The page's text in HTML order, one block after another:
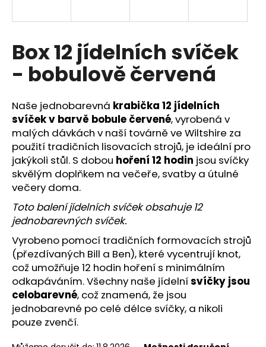
Box 12 jídelních svíček
- bobulově červená
Naše jednobarevná krabička 12 jídelních
svíčekv barvě bobule červené, vyrobená v
malých dávkách v naší továrně ve Wiltshire za
použití tradičních lisovacích strojů, je ideální pro
jakýkoli stůl. S dobou hoření 12 hodin jsou svíčky
skvělým doplňkem na večeře, svatby a útulné
večery doma.
Toto balení jídelních svíček obsahuje 12
jednobarevných svíček.
Vyrobeno pomocí tradičních formovacích strojů
(přezdívaných Bill a Ben), které vycentrují knot,
což umožňuje 12 hodin hoření s minimálním
odkapáváním. Všechny naše jídelnísvíčky jsou
celobarevné, což znamená, že jsou
jednobarevné po celé délce svíčky, a nikoli
pouze zvenčí.
í
t
?
HLEDAT
D
o
p
o
r
u
č
u
j
e
m
e